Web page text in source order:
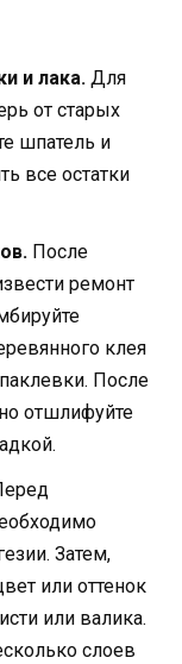
и лака. Для
от старых
шпатель и
все остатки
После
ремонт
клея
После
отшлифуйте
Затем,
или оттенок
или валика.
слоев